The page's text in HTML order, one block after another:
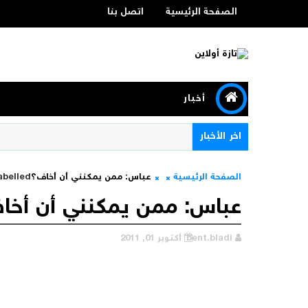
الصفحة الرئيسية اتصل بنا
أخبار
اخر الأخبار
الصفحة الرئيسية عباس: ممن يمكنني أن أخاف؟
عباس: ممن يمكنني أن
bent.bladi أكتوبر 01, 2011